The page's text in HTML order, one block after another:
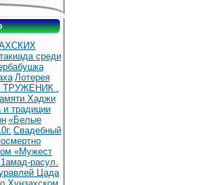
среди
Лотерея
ТРУЖЕНИК .
Хаджи
и традиции
«Белые
Cвадебный
«Мужест
расул.
Цада